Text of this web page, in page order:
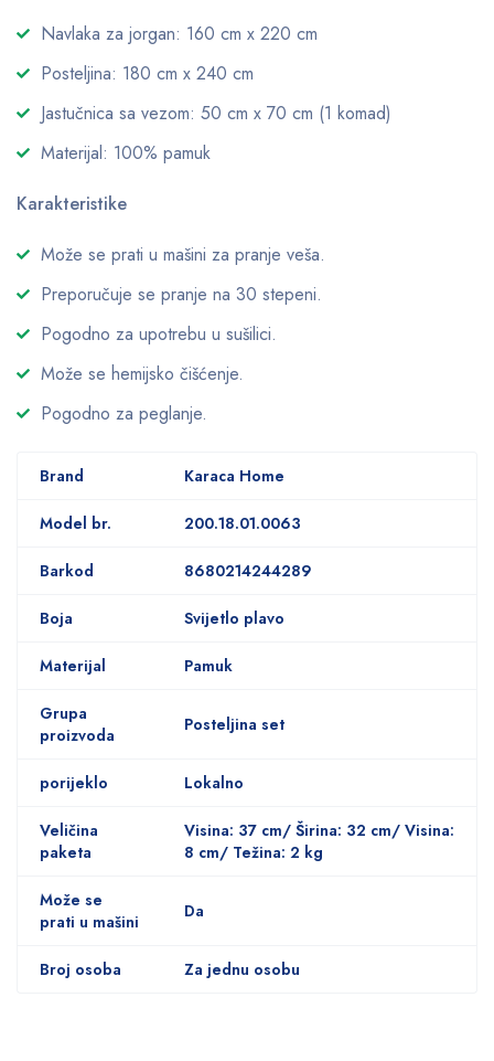
Navlaka za jorgan: 160 cm x 220 cm
Posteljina: 180 cm x 240 cm
Jastučnica sa vezom: 50 cm x 70 cm (1 komad)
Materijal: 100% pamuk
Karakteristike
Može se prati u mašini za pranje veša.
Preporučuje se pranje na 30 stepeni.
Pogodno za upotrebu u sušilici.
Može se hemijsko čišćenje.
Pogodno za peglanje.
Brand Karaca Home
Model br. 200.18.01.0063
Barkod 8680214244289
Boja Svijetlo plavo
Materijal Pamuk
Grupa
proizvoda
Posteljina set
porijeklo Lokalno
Veličina
paketa
Visina: 37 cm/ Širina: 32 cm/ Visina:
8 cm/ Težina: 2 kg
Može se
prati u mašini
Da
Broj osoba Za jednu osobu